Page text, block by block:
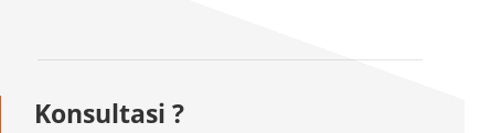
Konsultasi ?